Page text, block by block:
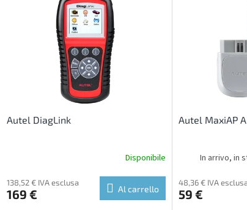
Autel DiagLink
Disponibile
138,52 € IVA esclusa
169 € Al carrello
Autel MaxiAP
In arrivo, in
48,36 € IVA
59 €